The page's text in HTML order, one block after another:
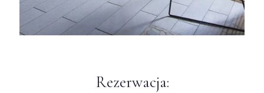
Rezerwacja:
Zameldować się
Wymeldować się